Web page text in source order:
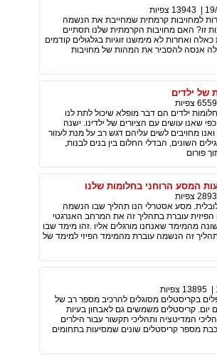
13943 צפיות
למחויבות קרמתית שמחייבת את הנשמה
זו? האם מחויבות הקרמתית שלנו תסתיים
ואחרות לא מימשנו זוגיות בגלגולים קודמים
אנסה להסביר את המהות של מחויבות
של ילדים
6559 צפיות
ילדים הם דבר מופלא שיכול לתת לנו
שאנו עושים עם הציורים של ילדינו. ישנה
מחויבים לשים עליהם דגש רב על מנת לעזור
השונים, הבדלי החלום בין בנים לבנות,
פורום
המסע הרוחני בחלומות שלנו
2893 צפיות
מסע אסטרלי הנו תהליך שבו הנשמה
עוברת בתהליך זה את המרחב האנרגטי
מהמימד שאנחנו מורגלים אליו .זהו מימד שבו
זה הנשמה עוברת מהמימד הפיזי למימד של
13895 צפיות
בקריסטלים מסוגלים להרכיב מספר רב של
יום. קריסטלים משמשים גם לאבחון בעיות
המדיטציה ותהליכי תקשור עבור הילרים
מספר קריסטלים שונים שמסיעות בתחומים